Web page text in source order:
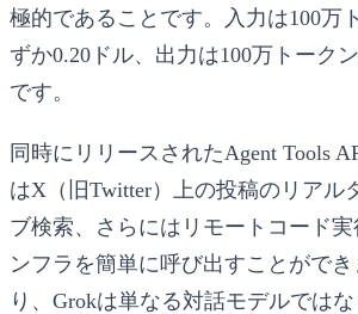
極的であることです。入力は100万
ずか0.20ドル、出力は100万トーク
です。
同時にリリースされたAgent Tools
はX（旧Twitter）上の投稿のリアル
ブ検索、さらにはリモートコード
ンフラを簡単に呼び出すことができ
り、Grokは単なる対話モデルでは